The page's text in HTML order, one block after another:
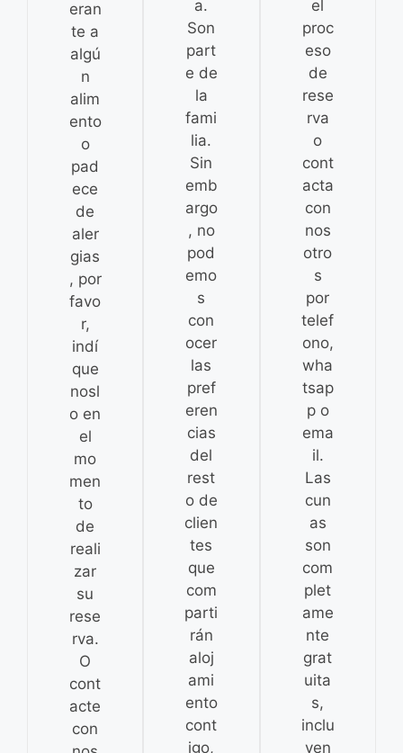
eran
te a
algú
n
alim
ento
o
pad
ece
de
aler
gias
, por
favo
r,
indí
que
nosl
o en
el
mo
men
to
de
reali
zar
su
rese
rva.
O
cont
acte
con
a.
Son
part
e de
la
fami
lia.
Sin
emb
argo
, no
pod
emo
s
con
ocer
las
pref
eren
cias
del
rest
o de
clien
tes
que
com
parti
rán
aloj
ami
ento
cont
igo,
el
proc
eso
de
rese
rva
o
cont
acta
con
nos
otro
s
por
telef
ono,
wha
tsap
p o
ema
il.
Las
cun
as
son
com
plet
ame
nte
grat
uita
s,
inclu
yen